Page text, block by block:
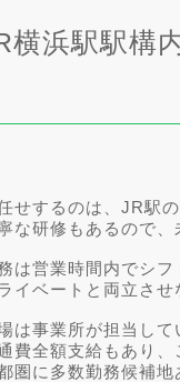
浜駅駅
せするのは、JR駅
な研修もあるので、
は営業時間内でシフ
イベートと両立さ
は事業所が担当し
費全額支給もあり、
圏に多数勤務候補地